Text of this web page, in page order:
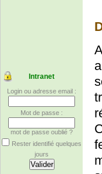
Intranet
Login ou adresse email :
Mot de passe :
mot de passe oublié ?
Rester identifié quelques
jours